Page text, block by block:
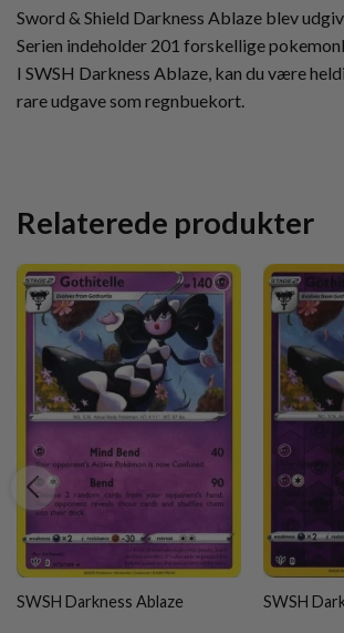
Sword & Shield Darkness Ablaze blev
Serien indeholder 201 forskellige
I SWSH Darkness Ablaze, kan du være
rare udgave som regnbuekort.
Relaterede produkter
SWSH Darkness Ablaze SWSH